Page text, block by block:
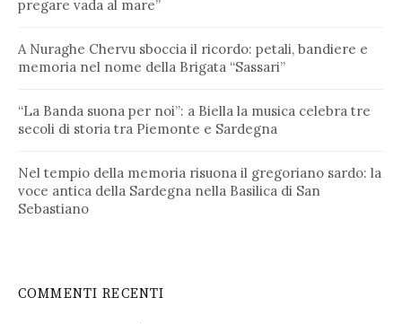
pregare vada al mare”
A Nuraghe Chervu sboccia il ricordo: petali, bandiere e
memoria nel nome della Brigata “Sassari”
“La Banda suona per noi”: a Biella la musica celebra tre
secoli di storia tra Piemonte e Sardegna
Nel tempio della memoria risuona il gregoriano sardo: la
voce antica della Sardegna nella Basilica di San
Sebastiano
COMMENTI RECENTI